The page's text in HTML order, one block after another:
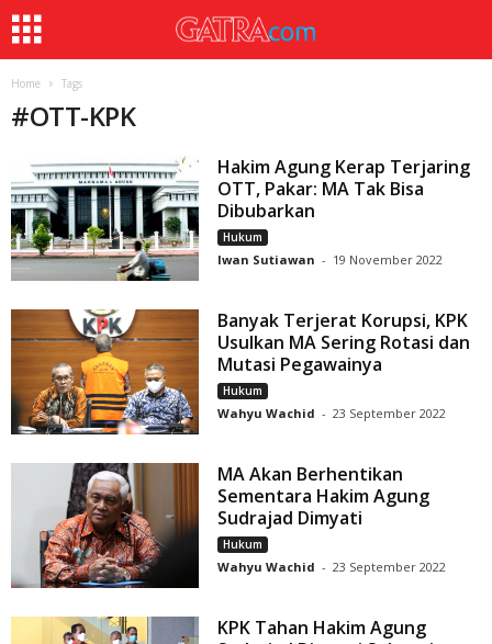
Home Tags
#OTT-KPK
Hakim Agung Kerap Terjaring
OTT, Pakar: MA Tak Bisa
Dibubarkan
Hukum
Iwan Sutiawan - 19 November 2022
Banyak Terjerat Korupsi, KPK
Usulkan MA Sering Rotasi dan
Mutasi Pegawainya
Hukum
Wahyu Wachid - 23 September 2022
MA Akan Berhentikan
Sementara Hakim Agung
Sudrajad Dimyati
Hukum
Wahyu Wachid - 23 September 2022
KPK Tahan Hakim Agung